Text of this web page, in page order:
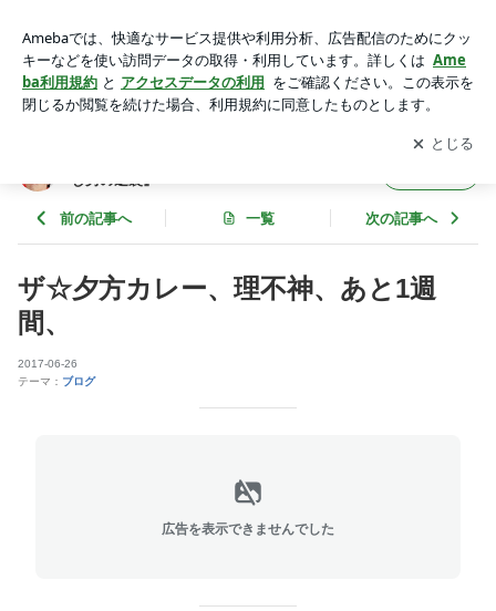
っこーのブログ 『もやし男の逆襲』
アプリをダウンロードして ブログの更新通知
を受け取りまし
ょう。
開く
し男の逆襲』
前の記事へ 一覧 次の記事へ
ザ☆夕方カレー、理不神、あと1週
間、
2017-06-26
テーマ： ブログ
広告を表示できませんでした